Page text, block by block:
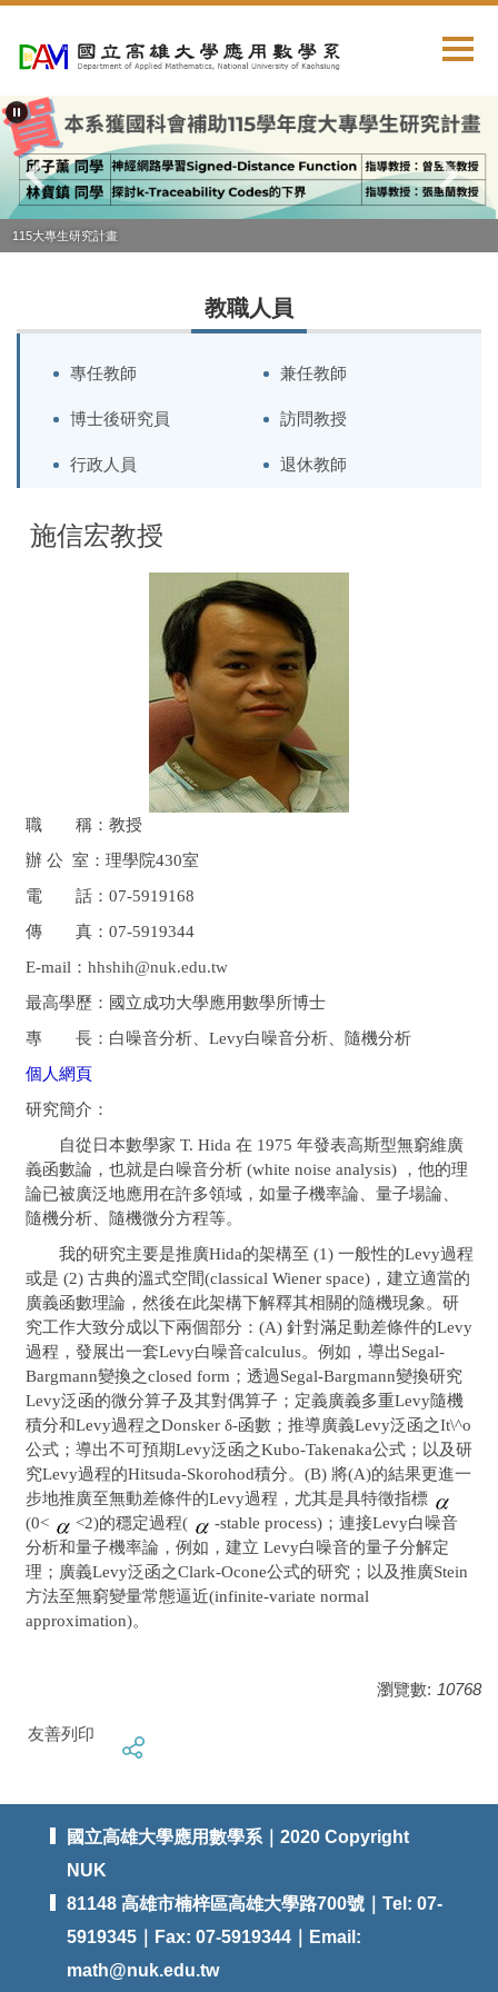
到
主
要
內
容
區
115大專生研究計畫
教職人員
專任教師 兼任教師
博士後研究員 訪問教授
行政人員 退休教師
施信宏教授
職 稱：教授
辦 公 室：理學院430室
電 話：07-5919168
傳 真： 07-5919344
E-mail ： hhshih@nuk.edu.tw
最高學歷：國立成功大學應用數學所博士
專 長： 白噪音分析、Levy白噪音分析、隨機分析
個人網頁
研究簡介：
自從日本數學家 T. Hida 在 1975 年發表高斯型無窮維廣
義函數論，也就是白噪音分析(white noise analysis)
，他的理
論已被廣泛地應用在許多領域，如量子機率論、量子場論、
隨機分析、隨機微分方程等。
我的研究主要是推廣Hida的架構至 (1) 一般性的Levy過程
或是 (2) 古典的溫式空間(classical Wiener space)，建立適當的
廣義函數理論，然後在此架構下解釋其相關的隨機現象。研
究工作大致分成以下兩個部分：(A) 針對滿足動差條件的Levy
過程，發展出一套Levy白噪音calculus。例如，導出Segal-
Bargmann變換之closed form ；透過Segal-Bargmann變換研究
Levy泛函的微分算子及其對偶算子；定義廣義多重Levy隨機
積分和Levy過程之Donsker δ-函數；推導廣義Levy泛函之It\^o
公式；導出不可預期Levy泛函之Kubo-Takenaka公式；以及研
究Levy過程的Hitsuda-Skorohod積分。 (B) 將(A)的結果更進一
步地推廣至無動差條件的Levy過程，尤其是具特徵指標
(0<
<2)的穩定過程( -stable process)；連接Levy白噪音
分析和量子機率論，例如，建立 Levy白噪音的量子分解定
理；廣義Levy泛函之Clark-Ocone公式的研究；以及推廣Stein
方法至無窮變量常態逼近(infinite-variate normal
approximation)。
瀏覽數: 10768
友善列印
國立高雄大學應用數學系｜2020 Copyright
NUK
81148 高雄市楠梓區高雄大學路700號｜Tel: 07-
5919345｜Fax: 07-5919344｜Email:
math@nuk.edu.tw